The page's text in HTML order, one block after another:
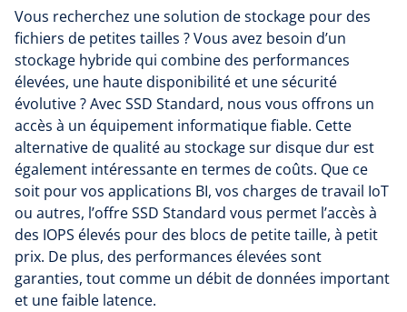
Vous recherchez une solution de stockage pour des
fichiers de petites tailles ? Vous avez besoin d’un
stockage hybride qui combine des performances
élevées, une haute disponibilité et une sécurité
évolutive ? Avec SSD Standard, nous vous offrons un
accès à un équipement informatique fiable. Cette
alternative de qualité au stockage sur disque dur est
également intéressante en termes de coûts. Que ce
soit pour vos applications BI, vos charges de travail IoT
ou autres, l’offre SSD Standard vous permet l’accès à
des IOPS élevés pour des blocs de petite taille, à petit
prix. De plus, des performances élevées sont
garanties, tout comme un débit de données important
et une faible latence.